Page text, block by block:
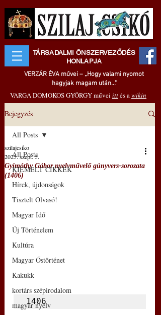
TÁRSADALMI ÖNSZERVEZŐDÉS
HONLAPJA
VERZÁR ÉVA művei – „Hogy valami nyomot
hagyjak magam után..."
VARGA DOMOKOS GYÖRGY művei ittés awikin
Bejegyzés
All Posts
KIEMELT CIKKEK
Hírek, újdonságok
Tisztelt Olvasó!
Magyar Idő
Új Történelem
Kultúra
Magyar Őstörténet
Kakukk
kortárs szépirodalom
magyar nyelv
All Posts
Gyimóthy Gábor nyelvművelő gúnyvers-sorozata
(1406)
szilajcsiko
2025. szept. 5.
1406